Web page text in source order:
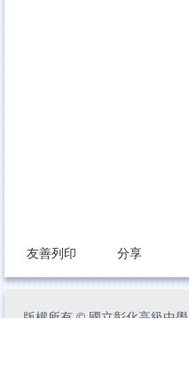
友善列印 分享
版權所有 © 國立彰化高級中學